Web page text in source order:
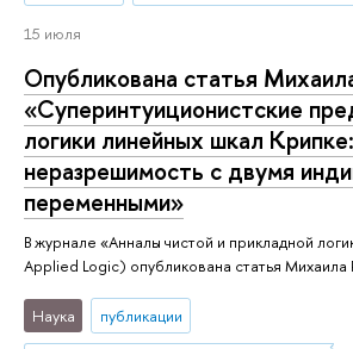
15 июля
Опубликована статья
«Суперинтуиционистские
логики линейных шкал Крипке:
неразрешимость с двумя
переменными»
В журнале «Анналы чистой и прикладной
Applied Logic) опубликована статья Михаила
Наука публикации